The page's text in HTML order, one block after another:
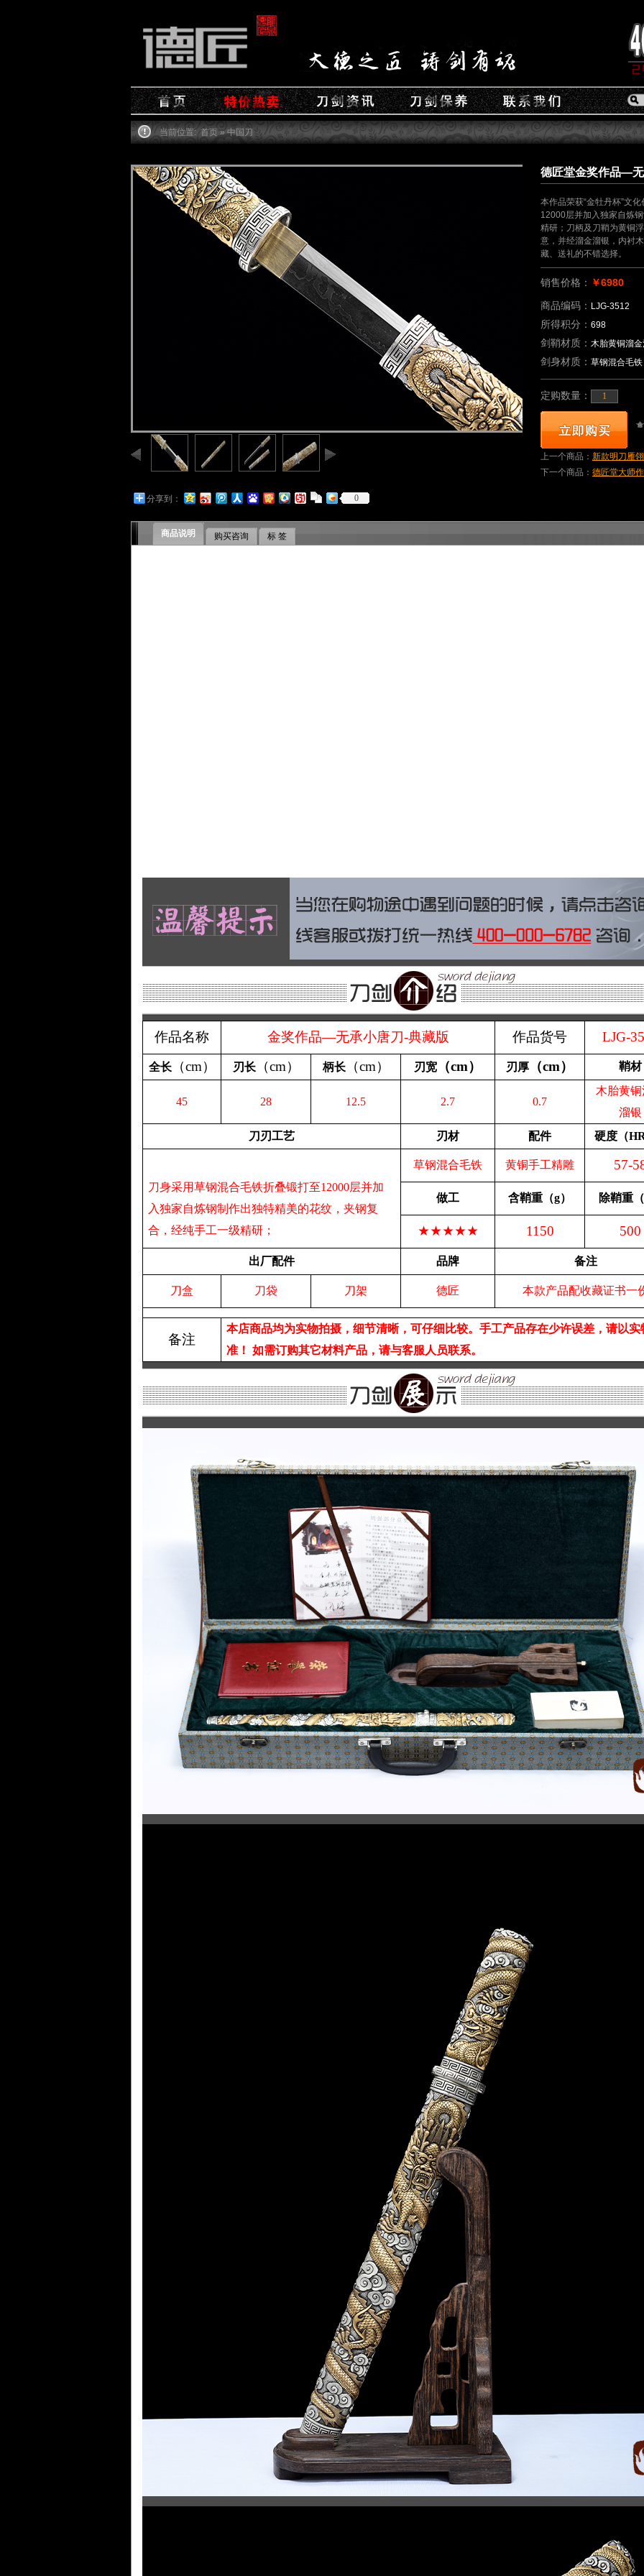
当前位置: 首页» 中国刀
分享到： 0
德匠堂金奖作品—
本作品荣获“金牡丹杯”文
12000层并加入独家自炼
精研；刀柄及刀鞘为黄铜
意，并经溜金溜银，内衬
藏、送礼的不错选择。
销售价格： ￥6980
商品编码： LJG-3512
所得积分： 698
剑鞘材质： 木胎黄铜溜
剑身材质： 草钢混合毛铁
定购数量：
上一个商品： 新款明刀雁
下一个商品： 德匠堂大师
商品说明 购买咨询 标 签
作品名称 金奖作品—无承小唐刀-典藏版 作品货号 LJG-
全长（cm） 刃长（cm） 柄长（cm） 刃宽 （cm） 刃厚 （cm） 鞘材
45 28 12.5 2.7 0.7
木胎黄
溜银
刀刃工艺
刃材 配件 硬度（
刀身采用草钢混合毛铁折叠锻打至12000层并加
入独家自炼钢制作出独特精美的花纹，夹钢复
合，经纯手工一级精研；
草钢混合毛铁 黄铜手工精雕 57-
做工 含鞘重 （g） 除鞘重 （
★★★★★ 1150 500
出厂配件 品牌 备注
刀盒 刀袋 刀架 德匠 本款产品配收藏证书一
备注
本店商品均为实物拍摄，细节清晰，可仔细比较。手工产品存在少许误差，请以实
准！ 如需订购其它材料产品，请与客服人员联系。